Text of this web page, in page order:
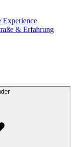
& Erfahrung